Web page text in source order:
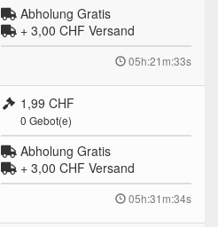
Abholung Gratis
+ 3,00 CHFVersand
05h:21m:32s
1,99 CHF
0 Gebot(e)
Abholung Gratis
+ 3,00 CHFVersand
05h:31m:33s